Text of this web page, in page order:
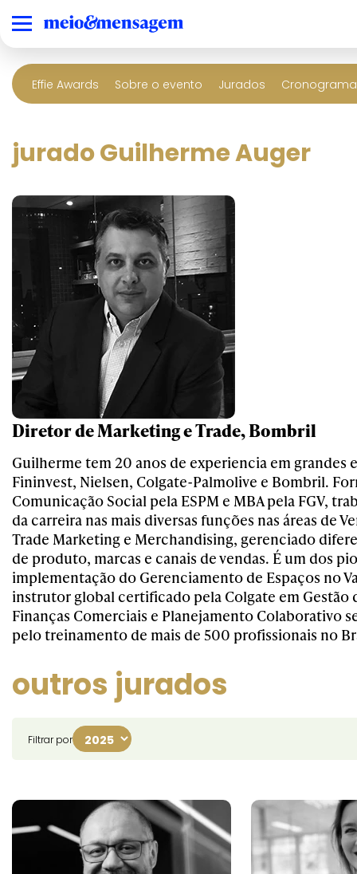
Effie Awards Sobre o evento Jurados
jurado Guilherme Auger
Diretor de Marketing e Trade, Bombril
Guilherme tem 20 anos de experiencia em grandes
Fininvest, Nielsen, Colgate-Palmolive e Bombril.
Comunicação Social pela ESPM e MBA pela FGV,
da carreira nas mais diversas funções nas áreas de
Trade Marketing e Merchandising, gerenciado
de produto, marcas e canais de vendas. É um dos
implementação do Gerenciamento de Espaços no
instrutor global certificado pela Colgate em Gestão
Finanças Comerciais e Planejamento Colaborativo
pelo treinamento de mais de 500 profissionais no
outros jurados
Filtrar por